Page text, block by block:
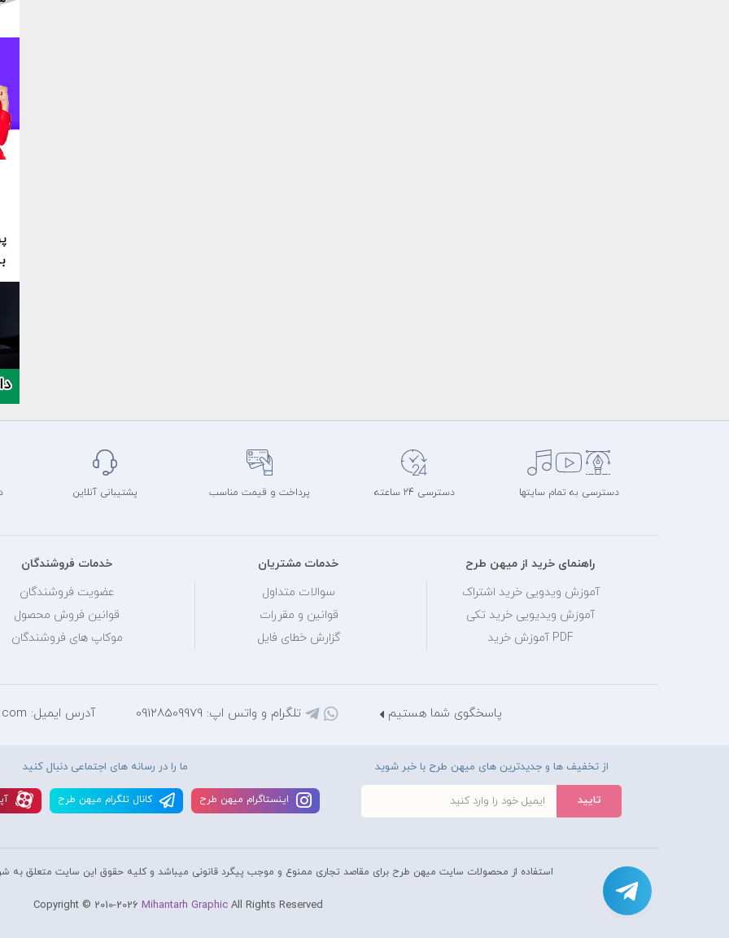
دسترسی به تمام سایتها دسترسی 24 ساعته پرداخت و قیمت مناسب پشتیبانی آنلاین
راهنمای خرید از میهن طرح
آموزش ویدویی خرید اشتراک
آموزش ویدیویی خرید تکی
PDF آموزش خرید
خدمات مشتریان
سوالات متداول
قوانین و مقررات
گزارش خطای فایل
خدمات فروشندگان
عضویت فروشندگان
قوانین فروش محصول
موکاپ های فروشندگان
پاسخگوی شما هستیم تلگرام و واتس اپ: 09128509979 آدرس ایمیل: mihantarh@yahoo.com
از تخفیف ها و جدیدترین های میهن طرح با خبر شوید ما را در رسانه های اجتماعی دنبال کنید
اينستاگرام ميهن طرح کانال تلگرام ميهن طرح
استفاده از محصولات سايت میهن طرح برای مقاصد تجاری ممنوع و موجب پیگرد قانونی میباشد و کليه حقوق اين سايت متعلق
Copyright © 2010-2026 Mihantarh Graphic All Rights Reserved